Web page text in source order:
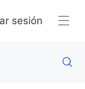
sesión